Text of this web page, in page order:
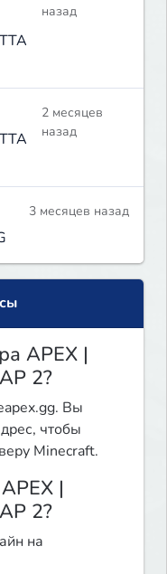
назад
2 месяцев
назад
3 месяцев назад
APEX |
2?
Вы
чтобы
Minecraft.
|
2?
на